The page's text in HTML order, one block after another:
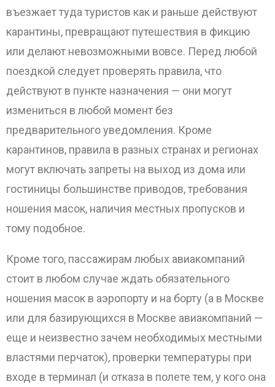
въезжает туда туристов как и раньше действуют
карантины, превращают путешествия в фикцию
или делают невозможными вовсе. Перед любой
поездкой следует проверять правила, что
действуют в пункте назначения — они могут
измениться в любой момент без
предварительного уведомления. Кроме
карантинов, правила в разных странах и регионах
могут включать запреты на выход из дома или
гостиницы большинстве приводов, требования
ношения масок, наличия местных пропусков и
тому подобное.
Кроме того, пассажирам любых авиакомпаний
стоит в любом случае ждать обязательного
ношения масок в аэропорту и на борту (а в Москве
или для базирующихся в Москве авиакомпаний —
еще и неизвестно зачем необходимых местными
властями перчаток), проверки температуры при
входе в терминал (и отказа в полете тем, у кого она